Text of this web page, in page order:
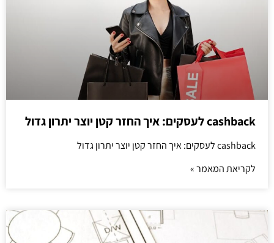
cashback לעסקים: איך החזר קטן יוצר יתרון גדול
cashback לעסקים: איך החזר קטן יוצר יתרון גדול
לקריאת המאמר »